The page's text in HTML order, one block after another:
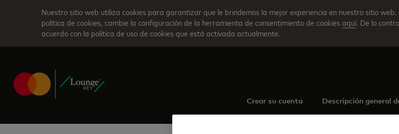
content
Nuestro sitio web utiliza cookies para garantizar que le brindemos la mejor experiencia en nuestro sitio web.
política de cookies, cambie la configuración de la herramienta de consentimiento de cookies aquí. De lo
acuerdo con la política de uso de cookies que está activada actualmente.
Crear su cuenta Descripción general